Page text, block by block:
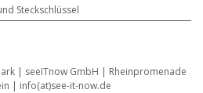
Steckschlüssel
| seeITnow GmbH | Rheinpromenade
| info(at)see-it-now.de